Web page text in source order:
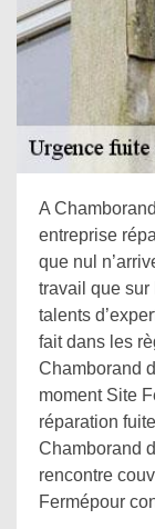
A
entreprise
que nul
travail que sur
talents
fait dans les
Chamborand
moment Site
réparation
Chamborand
rencontre
Fermépour